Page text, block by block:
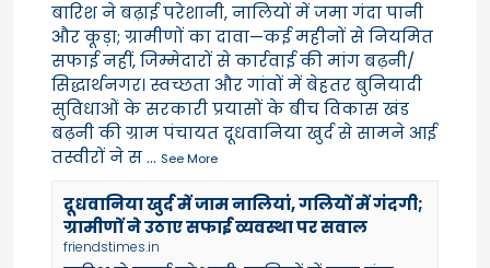
बारिश ने बढ़ाई परेशानी, नालियों में जमा गंदा पानी
और कूड़ा; ग्रामीणों का दावा—कई महीनों से नियमित
सफाई नहीं, जिम्मेदारों से कार्रवाई की मांग बढ़नी/
सिद्धार्थनगर। स्वच्छता और गांवों में बेहतर बुनियादी
सुविधाओं के सरकारी प्रयासों के बीच विकास खंड
बढ़नी की ग्राम पंचायत दूधवानिया खुर्द से सामने आई
तस्वीरों ने स... See More
दूधवानिया खुर्द में जाम नालियां, गलियों में गंदगी;
ग्रामीणों ने उठाए सफाई व्यवस्था पर सवाल
friendstimes.in